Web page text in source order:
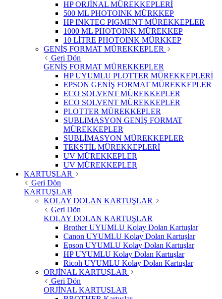
HP ORJİNAL MÜREKKEPLERİ
500 ML PHOTOINK MÜRKKEP
HP INKTEC PIGMENT MÜREKKEPLER
1000 ML PHOTOINK MÜREKKEP
10 LİTRE PHOTOINK MÜRKKEP
GENİŞ FORMAT MÜREKKEPLER
Geri Dön
GENİŞ FORMAT MÜREKKEPLER
HP UYUMLU PLOTTER MÜREKKEPLERİ
EPSON GENİŞ FORMAT MÜREKKEPLER
ECO SOLVENT MÜREKKEPLER
ECO SOLVENT MÜREKKEPLER
PLOTTER MÜREKKEPLER
SUBLIMASYON GENİŞ FORMAT
MÜREKKEPLER
SUBLİMASYON MÜREKKEPLER
TEKSTİL MÜREKKEPLERİ
UV MÜREKKEPLER
UV MÜREKKEPLER
KARTUŞLAR
Geri Dön
KARTUŞLAR
KOLAY DOLAN KARTUŞLAR
Geri Dön
KOLAY DOLAN KARTUŞLAR
Brother UYUMLU Kolay Dolan Kartuşlar
Canon UYUMLU Kolay Dolan Kartuşlar
Epson UYUMLU Kolay Dolan Kartuşlar
HP UYUMLU Kolay Dolan Kartuşlar
Ricoh UYUMLU Kolay Dolan Kartuşlar
ORJİNAL KARTUŞLAR
Geri Dön
ORJİNAL KARTUŞLAR